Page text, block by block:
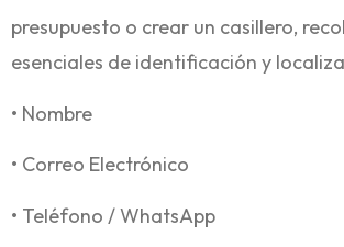
presupuesto o crear un casillero,
esenciales de identificación y
• Nombre
• Correo Electrónico
• Teléfono / WhatsApp